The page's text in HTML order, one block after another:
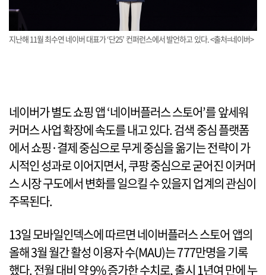
지난해 11월 최수연 네이버 대표가 ‘단25’ 컨퍼런스에서 발언하고 있다. <출처=네이버>
네이버가 별도 쇼핑 앱 ‘네이버플러스 스토어’를 앞세워
커머스 사업 확장에 속도를 내고 있다. 검색 중심 플랫폼
에서 쇼핑·결제 중심으로 무게 중심을 옮기는 전략이 가
시적인 성과로 이어지면서, 쿠팡 중심으로 굳어진 이커머
스 시장 구도에서 변화를 일으킬 수 있을지 업계의 관심이
주목된다.
13일 모바일인덱스에 따르면 네이버플러스 스토어 앱의
올해 3월 월간 활성 이용자 수(MAU)는 777만명을 기록
했다. 전월 대비 약 9% 증가한 수치로, 출시 1년여 만에 누